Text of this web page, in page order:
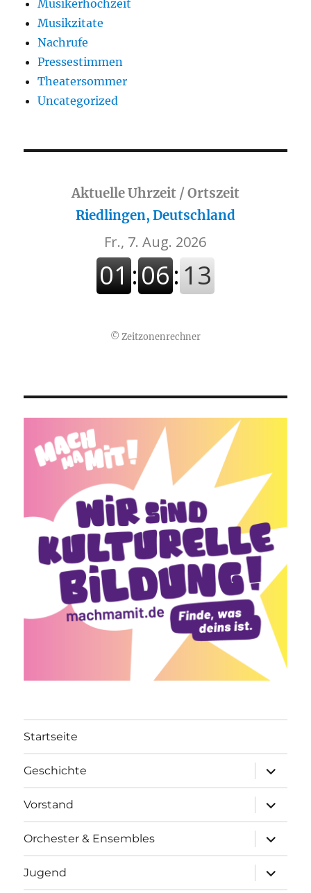
Musikerhochzeit
Musikzitate
Nachrufe
Pressestimmen
Theatersommer
Uncategorized
Aktuelle Uhrzeit / Ortszeit
Riedlingen, Deutschland
© Zeitzonenrechner
Startseite
Geschichte
öffnen
Vorstand
öffnen
Orchester & Ensembles
öffnen
Jugend
öffnen